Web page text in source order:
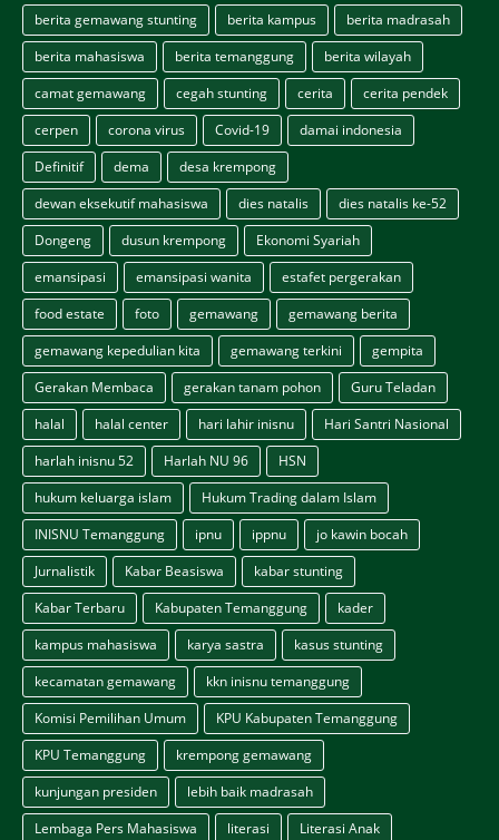
berita gemawang stunting
berita kampus
berita madrasah
berita mahasiswa
berita temanggung
berita wilayah
camat gemawang
cegah stunting cerita
cerita pendek
cerpen
corona virus Covid-19
damai indonesia
Definitif
dema
desa krempong
dewan eksekutif mahasiswa
dies natalis
dies natalis ke-52
Dongeng
dusun krempong
Ekonomi Syariah
emansipasi
emansipasi wanita
estafet pergerakan
food estate
foto gemawang
gemawang berita
gemawang kepedulian kita
gemawang terkini
gempita
Gerakan Membaca
gerakan tanam pohon
Guru Teladan
halal
halal center hari lahir inisnu
Hari Santri Nasional
harlah inisnu 52
Harlah NU 96
HSN
hukum keluarga islam
Hukum Trading dalam Islam
INISNU Temanggung
ipnu ippnu
jo kawin bocah
Jurnalistik
Kabar Beasiswa
kabar stunting
Kabar Terbaru
Kabupaten Temanggung
kader
kampus mahasiswa
karya sastra
kasus stunting
kecamatan gemawang
kkn inisnu temanggung
Komisi Pemilihan Umum
KPU Kabupaten Temanggung
KPU Temanggung
krempong gemawang
kunjungan presiden
lebih baik madrasah
Lembaga Pers Mahasiswa
literasi
Literasi Anak